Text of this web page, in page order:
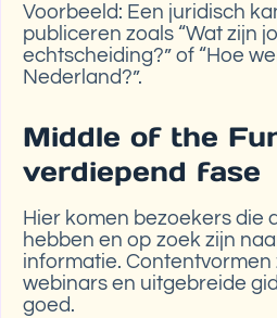
Voorbeeld: Een juridisch
publiceren zoals “Wat zijn
echtscheiding?” of “Hoe
Nederland?”.
Middle of the
verdiepend fase
Hier komen bezoekers die
hebben en op zoek zijn
informatie. Contentvormen
webinars en uitgebreide
goed.